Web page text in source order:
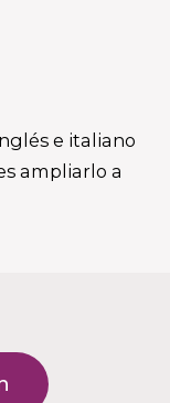
e italiano
ampliarlo a